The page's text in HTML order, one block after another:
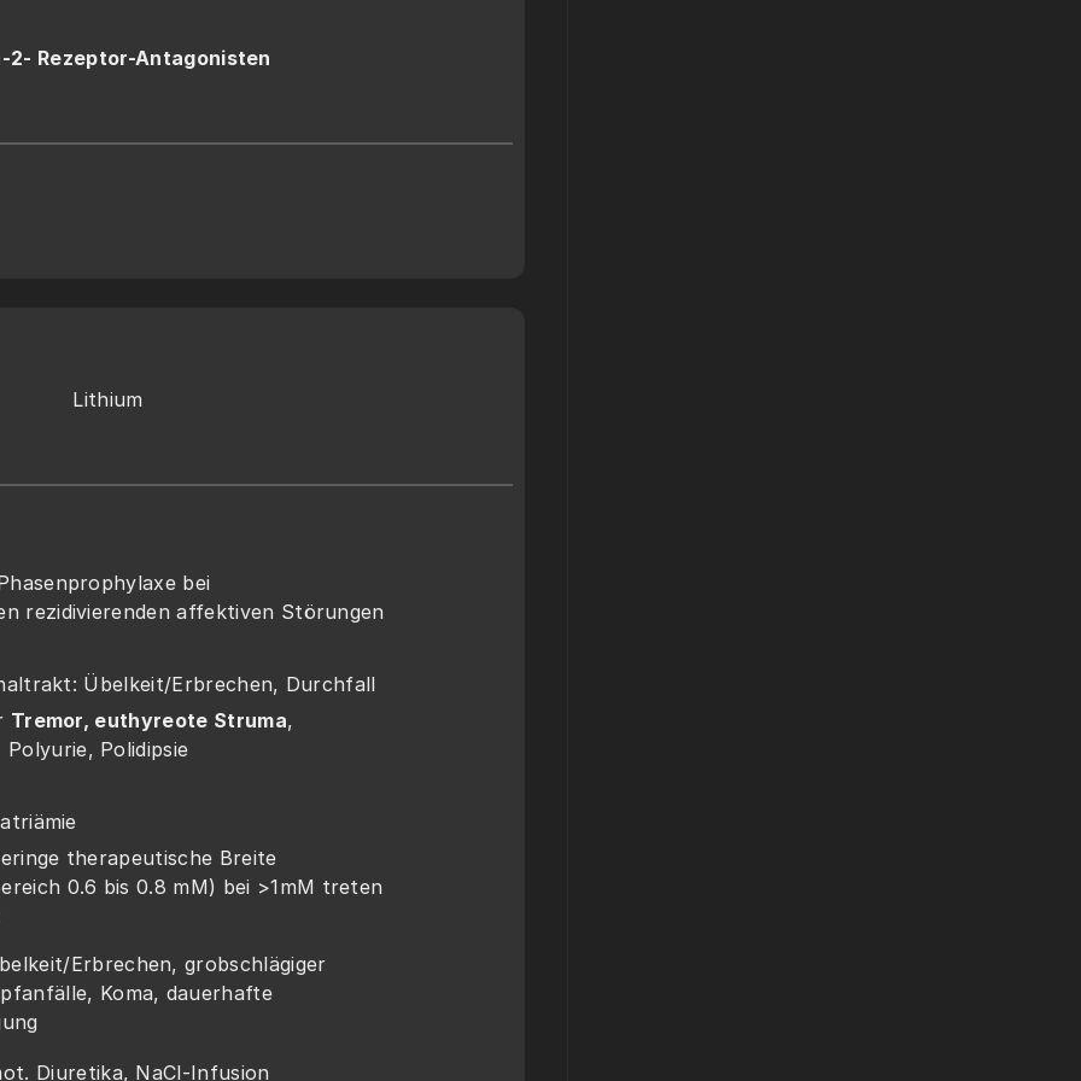
2- Rezeptor-Antagonisten
Lithium
Phasenprophylaxe bei
rezidivierenden affektiven Störungen
Übelkeit/Erbrechen, Durchfall
Tremor, euthyreote Struma,
Polidipsie
geringe therapeutische Breite
0.6 bis 0.8 mM) bei >1mM treten
Erbrechen, grobschlägiger
Koma, dauerhafte
Diuretika, NaCl-Infusion